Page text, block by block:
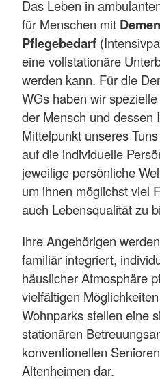
Das Leben in
für Menschen mit
Pflegebedarf
eine vollstationäre
werden kann. Für die
WGs haben wir
der Mensch und dessen
Mittelpunkt unseres
auf die individuelle
jeweilige persönliche
um ihnen möglichst viel
auch Lebensqualität zu
Ihre Angehörigen
familiär integriert,
häuslicher Atmosphäre
vielfältigen
Wohnparks stellen eine
stationären
konventionellen
Altenheimen dar.